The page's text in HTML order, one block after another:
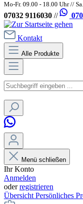
Mo-Fr. 09.00 - 18.00 Uhr //
07032 9116030 //
Kontakt
Alle Produkte
Menü schließen
Ihr Konto
Anmelden
oderregistrieren
Übersicht Persönliches